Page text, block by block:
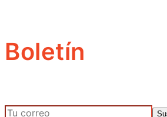
Boletín